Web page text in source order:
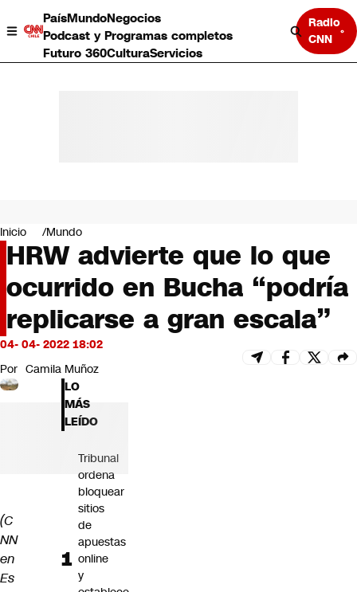
PaísMundoNegocios
Podcast y Programas completos
Futuro 360CulturaServicios
Radio
CNN
Negocios
Deportes
Programas completos
Cultura
Servicios
Bits
CNN Data
CNN tiempo
Futuro 360
Opinión
Inicio Mundo
HRW advierte que lo que
ocurrido en Bucha “podría
replicarse a gran escala”
04- 04- 2022 18:02
Por Camila Muñoz
(C
NN
en
Es
LO
MÁS
LEÍDO
Tribunal
ordena
bloquear
sitios
de
apuestas
online
y